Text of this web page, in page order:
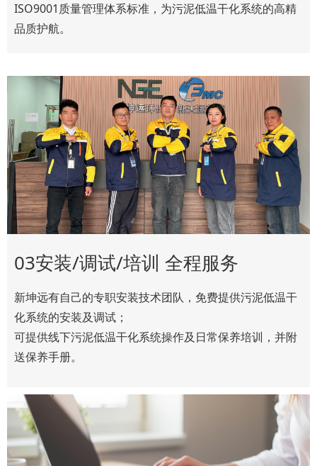
ISO9001质量管理体系标准，为污泥低温干化系统的高精
品质护航。
03安装/调试/培训 全程服务
新坤远有自己的专职安装技术团队，免费提供污泥低温干
化系统的安装及调试；
可提供线下污泥低温干化系统操作及日常保养培训，并附
送保养手册。